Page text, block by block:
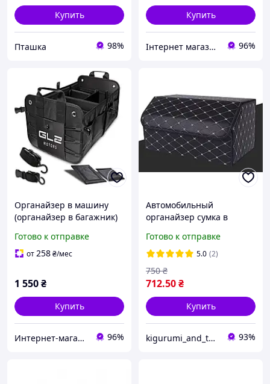
Купить
Пташка 98%
Купить
Інтернет магазин Sayron 96%
Органайзер в машину
(органайзер в багажник)
Готово к отправке
от258₴/мес
1 550₴
Купить
Интернет-магазин "Needful Shop" 96%
Автомобильный
органайзер сумка в
экокожи с белой
прошивкой размер L 55 x
30 x 30 см
Готово к отправке
5.0 (2)
712.50₴
750 ₴
Купить
kigurumi_and_toys 93%